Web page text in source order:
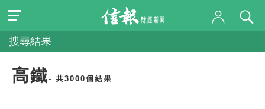
搜尋結果
高鐵- 共3000個結果